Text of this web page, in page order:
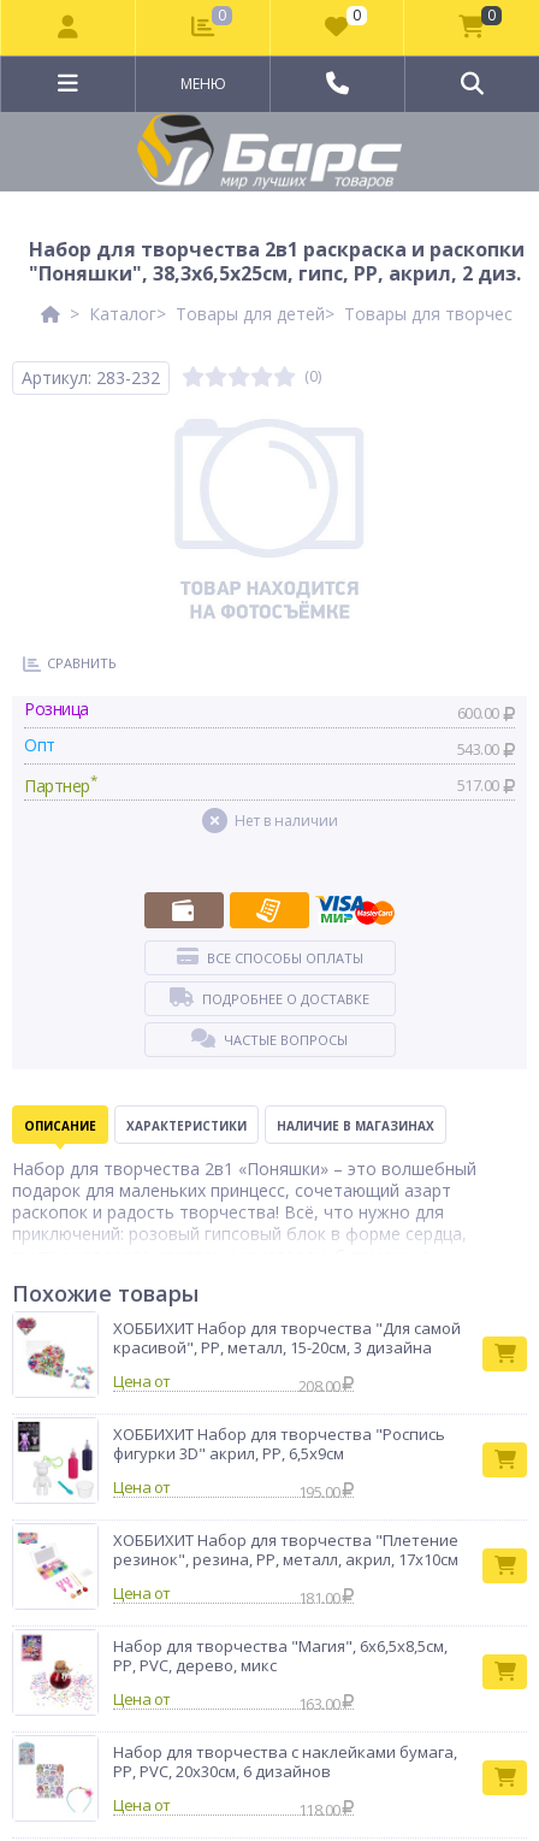
МЕНЮ
Набор для творчества 2в1 раскраска и раскопки
"Поняшки", 38,3х6,5х25см, гипс, PP, акрил, 2 диз.
Каталог Товары для детей Товары для
Артикул: 283-232 (0)
СРАВНИТЬ
Розница 600.00
Опт 543.00
Партнер* 517.00
Нет в наличии
ВСЕ СПОСОБЫ ОПЛАТЫ
ПОДРОБНЕЕ О ДОСТАВКЕ
ЧАСТЫЕ ВОПРОСЫ
ОПИСАНИЕ ХАРАКТЕРИСТИКИ НАЛИЧИЕ В МАГАЗИНАХ
Набор для творчества 2в1 «Поняшки» – это волшебный
подарок для маленьких принцесс, сочетающий азарт
раскопок и радость творчества! Всё, что нужно для
приключений: розовый гипсовый блок в форме сердца,
сюрприз, а затем сможет раскрасить фигурку пони яркими
акриловыми красками с палитрой и кисточкой. Все
инструменты и материалы выполнены из безопасного
полипропилена. Идеально подходит для детей от 6 лет,
развивает терпение, внимание, мелкую моторику и
персонажи – идеальный выбор для девочек, которые
обожают пони и творчество!
Бренд
Похожие товары
ХОББИХИТ Набор для творчества "Для самой
красивой", PP, металл, 15-20см, 3 дизайна
Цена от
208.00
ХОББИХИТ Набор для творчества "Роспись
фигурки 3D" акрил, PP, 6,5х9см
Цена от
195.00
ХОББИХИТ Набор для творчества "Плетение
резинок", резина, PP, металл, акрил, 17х10см
Цена от
181.00
Набор для творчества "Магия", 6х6,5х8,5см,
PP, PVC, дерево, микс
Цена от
163.00
Набор для творчества с наклейками бумага,
PP, PVC, 20х30см, 6 дизайнов
Цена от
118.00
0 0 0